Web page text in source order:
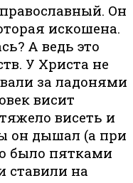
Он
искошена.
А ведь это
У Христа не
за ладонями
висит
висеть и
он дышал (а при
было пятками
ставили на